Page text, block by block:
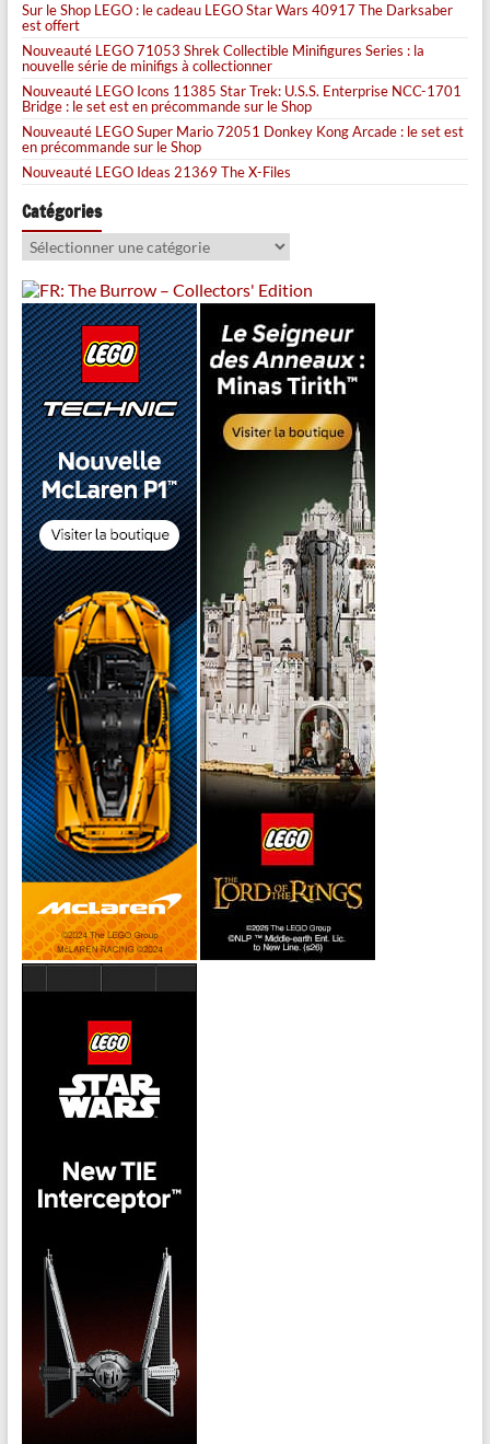
Sur le Shop LEGO : le cadeau LEGO Star Wars 40917 The Darksaber
est offert
Nouveauté LEGO 71053 Shrek Collectible Minifigures Series : la
nouvelle série de minifigs à collectionner
Nouveauté LEGO Icons 11385 Star Trek: U.S.S. Enterprise NCC-1701
Bridge : le set est en précommande sur le Shop
Nouveauté LEGO Super Mario 72051 Donkey Kong Arcade : le set est
en précommande sur le Shop
Nouveauté LEGO Ideas 21369 The X-Files
Catégories
Catégories